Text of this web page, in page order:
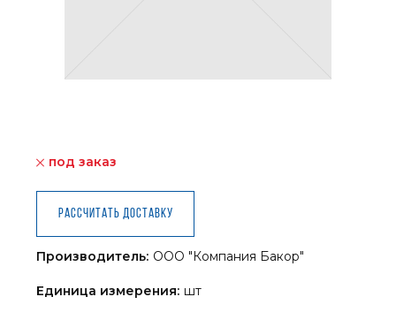
под заказ
Рассчитать доставку
Производитель: ООО "Компания Бакор"
Единица измерения: шт